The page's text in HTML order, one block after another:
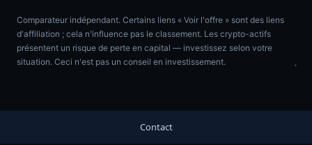
Comparateur indépendant. Certains liens « Voir l'offre » sont des liens
d'affiliation ; cela n'influence pas le classement. Les crypto-actifs
présentent un risque de perte en capital — investissez selon votre
situation. Ceci n'est pas un conseil en investissement.
Contact